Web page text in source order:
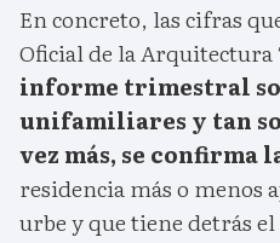
En concreto, las cifras
Oficial de la Arquitectura
informe trimestral
unifamiliares y tan
vez más, se confirma
residencia más o menos
urbe y que tiene detrás